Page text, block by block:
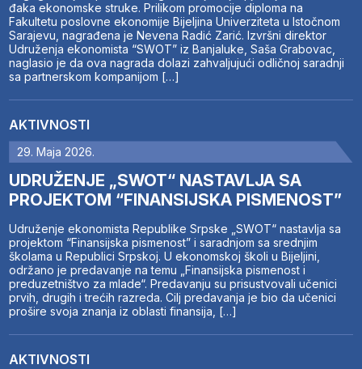
đaka ekonomske struke. Prilikom promocije diploma na
Fakultetu poslovne ekonomije Bijeljina Univerziteta u Istočnom
Sarajevu, nagrađena je Nevena Radić Zarić. Izvršni direktor
Udruženja ekonomista “SWOT” iz Banjaluke, Saša Grabovac,
naglasio je da ova nagrada dolazi zahvaljujući odličnoj saradnji
sa partnerskom kompanijom […]
AKTIVNOSTI
29. Maja 2026.
UDRUŽENJE „SWOT“ NASTAVLJA SA
PROJEKTOM “FINANSIJSKA PISMENOST”
Udruženje ekonomista Republike Srpske „SWOT“ nastavlja sa
projektom “Finansijska pismenost” i saradnjom sa srednjim
školama u Republici Srpskoj. U ekonomskoj školi u Bijeljini,
održano je predavanje na temu „Finansijska pismenost i
preduzetništvo za mlade“. Predavanju su prisustvovali učenici
prvih, drugih i trećih razreda. Cilj predavanja je bio da učenici
prošire svoja znanja iz oblasti finansija, […]
AKTIVNOSTI